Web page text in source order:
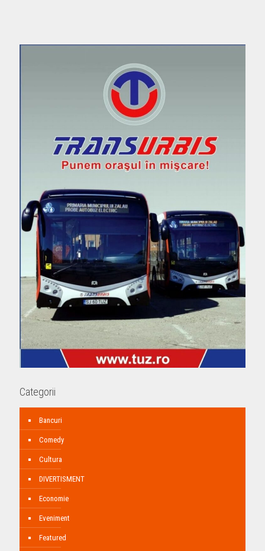
Categorii
Bancuri
Comedy
Cultura
DIVERTISMENT
Economie
Eveniment
Featured